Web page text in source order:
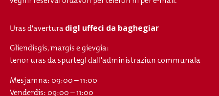
Uras d'averturadigl uffeci da baghegiar
Gliendisgis, margis e gievgia:
tenor uras da spurtegl dall'administraziun communala
Mesjamna: 09:00 – 11:00
Venderdis: 09:00 – 11:00